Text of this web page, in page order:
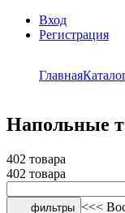
Вход
Регистрация
Главная
Напольные
402 товара
402 товара
фильтры <<<